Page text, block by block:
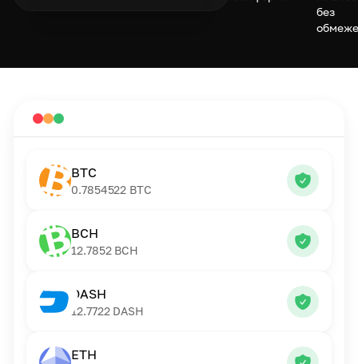
без
BTC
0.7854522 BTC
BCH
12.7852 BCH
DASH
12.7722 DASH
ETH